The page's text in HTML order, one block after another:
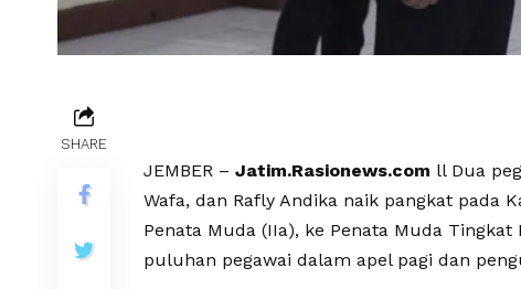
SHARE
JEMBER – Jatim.Rasionews.com ll Dua
Wafa, dan Rafly Andika naik pangkat pada
Penata Muda (IIa), ke Penata Muda
puluhan pegawai dalam apel pagi dan